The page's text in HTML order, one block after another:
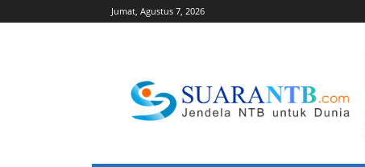
Jumat, Agustus 7, 2026